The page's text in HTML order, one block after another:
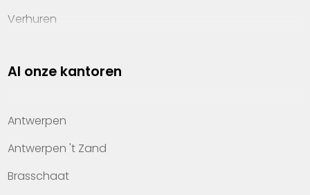
Verhuren
Property management
Kennis van wonen
Kantoren
Veelgestelde vragen
Al onze kantoren
Antwerpen
Antwerpen 't Zand
Brasschaat